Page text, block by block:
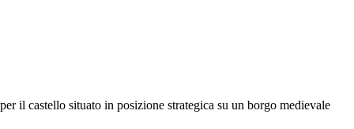
il castello situato in posizione strategica su un borgo medievale